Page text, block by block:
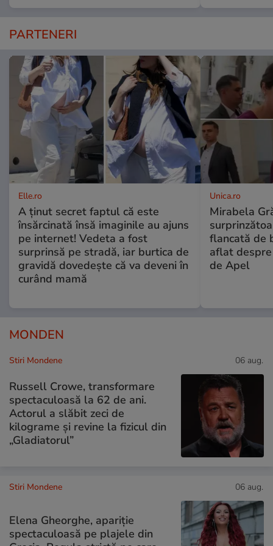
PARTENERI
Elle.ro
A ținut secret faptul că este
însărcinată însă imaginile au ajuns
pe internet! Vedeta a fost
surprinsă pe stradă, iar burtica de
gravidă dovedește că va deveni în
curând mamă
Unica.ro
Mirabela
flancată de
aflat
de Apel
MONDEN
Stiri Mondene 06 aug.
Russell Crowe, transformare
spectaculoasă la 62 de ani.
Actorul a slăbit zeci de
kilograme și revine la fizicul din
„Gladiatorul”
Stiri Mondene 06 aug.
Elena Gheorghe, apariție
spectaculoasă pe plajele din